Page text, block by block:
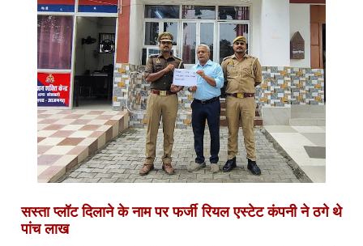
सस्ता प्लॉट दिलाने के नाम पर फर्जी रियल एस्टेट कंपनी ने ठगे थे
पांच लाख